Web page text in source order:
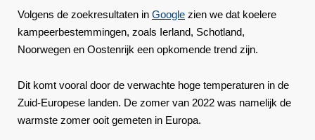
Volgens de zoekresultaten in Google zien we dat koelere
kampeerbestemmingen, zoals Ierland, Schotland,
Noorwegen en Oostenrijk een opkomende trend zijn.
Dit komt vooral door de verwachte hoge temperaturen in de
Zuid-Europese landen. De zomer van 2022 was namelijk de
warmste zomer ooit gemeten in Europa.